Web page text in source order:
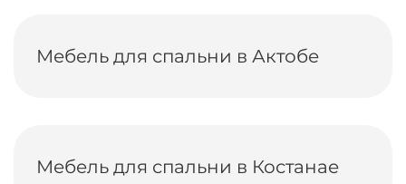
Мебель для спальни в Актобе
Мебель для спальни в Костанае